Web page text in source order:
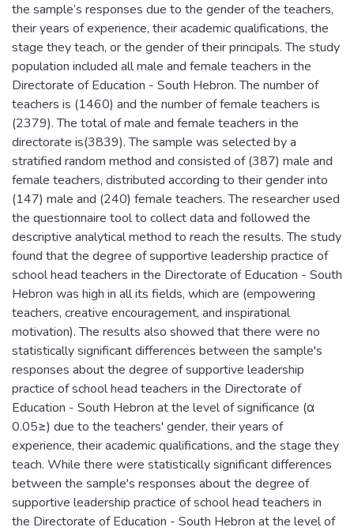
the sample’s responses due to the gender of the teachers,
their years of experience, their academic qualifications, the
stage they teach, or the gender of their principals. The study
population included all male and female teachers in the
Directorate of Education - South Hebron. The number of
teachers is (1460) and the number of female teachers is
(2379). The total of male and female teachers in the
directorate is(3839). The sample was selected by a
stratified random method and consisted of (387) male and
female teachers, distributed according to their gender into
(147) male and (240) female teachers. The researcher used
the questionnaire tool to collect data and followed the
descriptive analytical method to reach the results. The study
found that the degree of supportive leadership practice of
school head teachers in the Directorate of Education - South
Hebron was high in all its fields, which are (empowering
teachers, creative encouragement, and inspirational
motivation). The results also showed that there were no
statistically significant differences between the sample's
responses about the degree of supportive leadership
practice of school head teachers in the Directorate of
Education - South Hebron at the level of significance (α
0.05≥) due to the teachers' gender, their years of
experience, their academic qualifications, and the stage they
teach. While there were statistically significant differences
between the sample's responses about the degree of
supportive leadership practice of school head teachers in
the Directorate of Education - South Hebron at the level of